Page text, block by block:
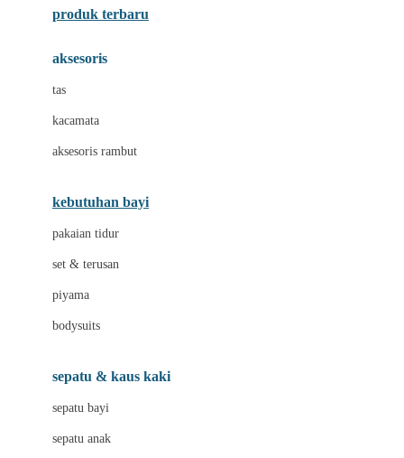
Baabaasheepz
Baby Dove
Baby Jogger
Beauty Barn
Bio Oil
Biolane
produk terbaru
aksesoris
tas
kacamata
aksesoris rambut
kebutuhan bayi
pakaian tidur
set & terusan
piyama
bodysuits
sepatu & kaus kaki
sepatu bayi
sepatu anak